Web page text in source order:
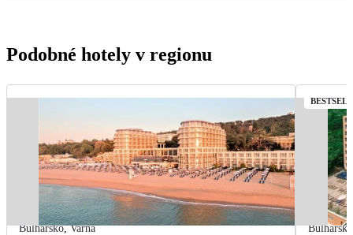
Podobné hotely v regionu
Bulharsko,Varna Bulharsko